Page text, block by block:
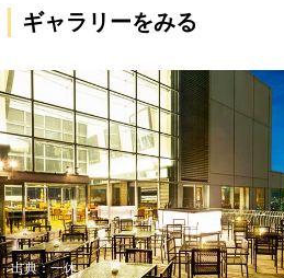
ギャラリーをみる
出典：一休